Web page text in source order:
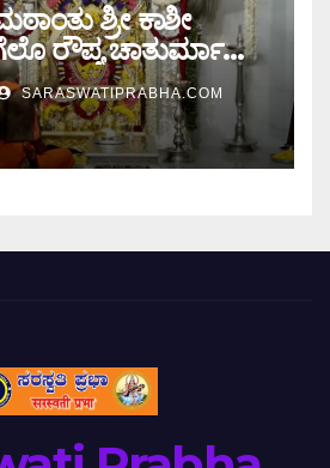
ಶ್ರೀ ಕಾಶೀ
ರೌಪ್ಯ ಚಾತುರ್ಮಾಸು
SARASWATIPRABHA.COM